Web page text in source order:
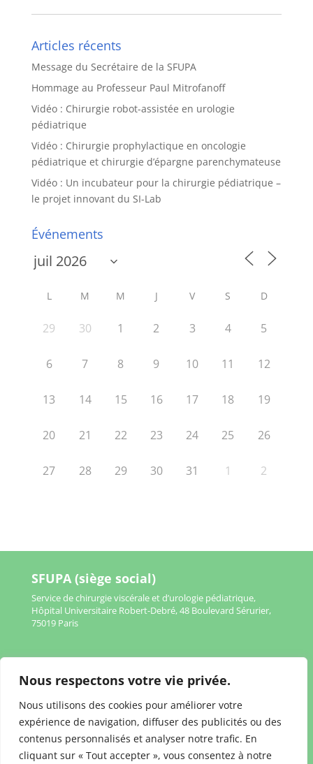
Nous respectons votre vie privée.
Nous utilisons des cookies pour améliorer votre
expérience de navigation, diffuser des publicités ou des
contenus personnalisés et analyser notre trafic. En
cliquant sur « Tout accepter », vous consentez à notre
Articles récents
Message du Secrétaire de la SFUPA
Hommage au Professeur Paul Mitrofanoff
Vidéo : Chirurgie robot-assistée en urologie
pédiatrique
Vidéo : Chirurgie prophylactique en oncologie
pédiatrique et chirurgie d’épargne parenchymateuse
Vidéo : Un incubateur pour la chirurgie pédiatrique –
le projet innovant du SI-Lab
Événements
L M M J V S D
29 30 1 2 3 4 5
6 7 8 9 10 11 12
13 14 15 16 17 18 19
20 21 22 23 24 25 26
27 28 29 30 31 1 2
SFUPA (siège social)
Service de chirurgie viscérale et d’urologie pédiatrique,
Hôpital Universitaire Robert-Debré, 48 Boulevard Sérurier,
75019 Paris
Politique de confidentialité